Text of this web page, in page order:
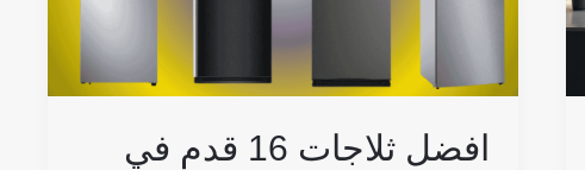
افضل ثلاجات 16 قدم في
المميزات
والعيوب
والاسعار